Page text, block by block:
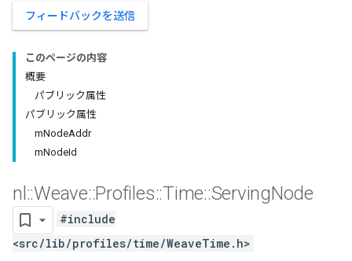
フィードバックを送信
このページの内容
概要
パブリック属性
パブリック属性
mNodeAddr
mNodeId
nl ::Weave::Profiles::Time::ServingNode
#include
<src/lib/profiles/time/WeaveTime.h>